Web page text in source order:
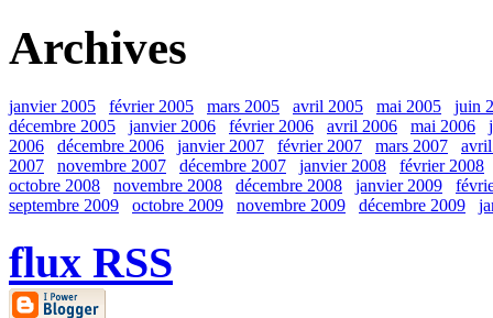
Archives
janvier 2005 février 2005 mars 2005 avril 2005 mai 2005
juin
décembre 2005
janvier 2006 février 2006 avril 2006 mai 2006
2006
décembre 2006 janvier 2007 février 2007 mars 2007
2007
novembre 2007 décembre 2007 janvier 2008
février 2008
octobre 2008
novembre 2008 décembre 2008 janvier 2009
septembre 2009
octobre 2009 novembre 2009 décembre 2009
flux RSS